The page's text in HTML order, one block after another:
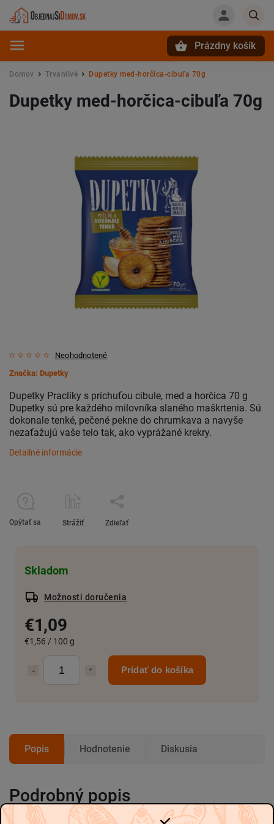
Prázdny košík
Domov / Trvanlivé / Dupetky med-horčica-cibuľa 70g
Dupetky med-horčica-cibuľa 70g
Neohodnotené
Značka: Dupetky
€1,09
€1,56 / 100 g
Pridať do košíka
Skladom
Možnosti doručenia
Dupetky Praclíky s príchuťou cibule, med a horčica 70 g
Dupetky sú pre každého milovníka slaného maškrtenia. Sú
dokonale tenké, pečené pekne do chrumkava a navyše
nezaťažujú vaše telo tak, ako vyprážané krekry.
Detailné informácie
Opýtať sa Strážiť Zdieľať
Popis Hodnotenie Diskusia
Podrobný popis